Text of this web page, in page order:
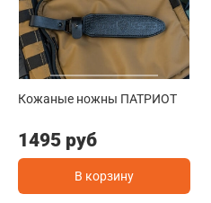
Кожаные ножны ПАТРИОТ
1495 руб
В корзину